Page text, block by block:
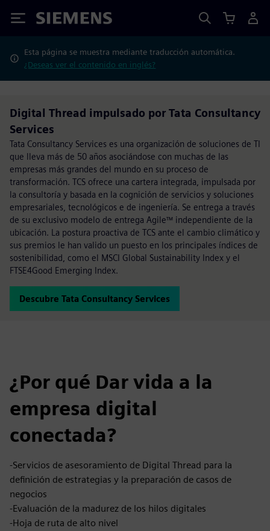
Siemens
Esta página se muestra mediante traducción automática.
¿Deseas ver el contenido en inglés?
Digital Thread impulsado por Tata Consultancy
Services
Tata Consultancy Services es una organización de soluciones de TI
que lleva más de 50 años asociándose con muchas de las
empresas más grandes del mundo en su proceso de
transformación. TCS ofrece una cartera integrada, impulsada por
la consultoría y basada en la cognición de servicios y soluciones
empresariales, tecnológicos e de ingeniería. Se entrega a través
de su exclusivo modelo de entrega Agile™ independiente de la
ubicación. La postura proactiva de TCS ante el cambio climático y
sus premios le han valido un puesto en los principales índices de
sostenibilidad, como el MSCI Global Sustainability Index y el
FTSE4Good Emerging Index.
Descubre Tata Consultancy Services
¿Por qué Dar vida a la
empresa digital
conectada?
-Servicios de asesoramiento de Digital Thread para la
definición de estrategias y la preparación de casos de
negocios
-Evaluación de la madurez de los hilos digitales
-Hoja de ruta de alto nivel